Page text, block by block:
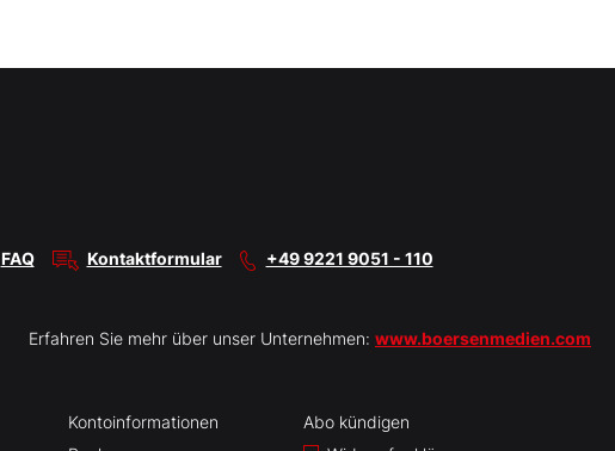
FAQ Kontaktformular +49 9221 9051 - 110
Erfahren Sie mehr über unser Unternehmen: www.boersenmedien.com
Kontoinformationen
Abo kündigen